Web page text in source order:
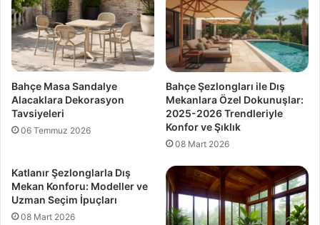
Bahçe Masa Sandalye
Alacaklara Dekorasyon
Tavsiyeleri
06 Temmuz 2026
Bahçe Şezlongları ile Dış
Mekanlara Özel Dokunuşlar:
2025-2026 Trendleriyle
Konfor ve Şıklık
08 Mart 2026
Katlanır Şezlonglarla Dış
Mekan Konforu: Modeller ve
Uzman Seçim İpuçları
08 Mart 2026